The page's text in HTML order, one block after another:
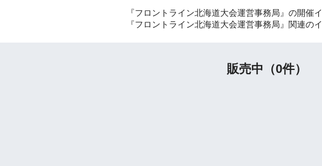
『フロントライン北海道大会運営事務局』の開催
『フロントライン北海道大会運営事務局』関連の
販売中（0件）